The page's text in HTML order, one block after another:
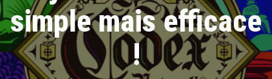
simple mais efficace
!